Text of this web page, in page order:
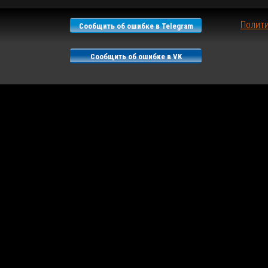
Сообщить об ошибке в Telegram
Сообщить об ошибке в VK